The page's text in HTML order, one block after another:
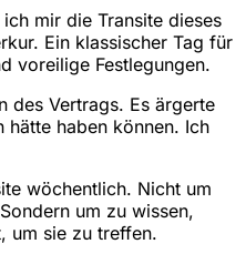
mir die Transite dieses
Ein klassischer Tag für
voreilige Festlegungen.
des Vertrags. Es ärgerte
haben können. Ich
wöchentlich. Nicht um
um zu wissen,
um sie zu treffen.